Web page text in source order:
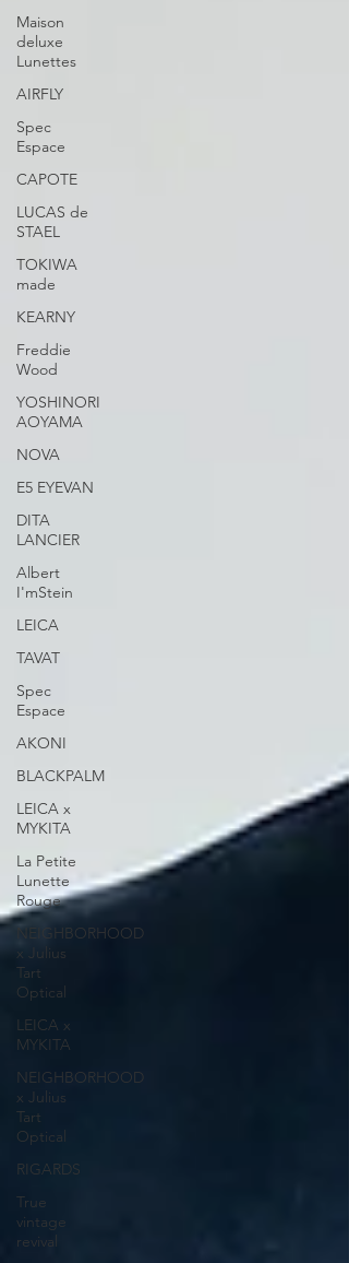
Maison
deluxe
Lunettes
AIRFLY
Spec
Espace
CAPOTE
LUCAS de
STAEL
TOKIWA
made
KEARNY
Freddie
Wood
YOSHINORI
AOYAMA
NOVA
E5 EYEVAN
DITA
LANCIER
Albert
I'mStein
LEICA
TAVAT
Spec
Espace
AKONI
BLACKPALM
LEICA x
MYKITA
La Petite
Lunette
Rouge
NEIGHBORHOOD
x Julius
Tart
Optical
LEICA x
MYKITA
NEIGHBORHOOD
x Julius
Tart
Optical
RIGARDS
True
vintage
revival